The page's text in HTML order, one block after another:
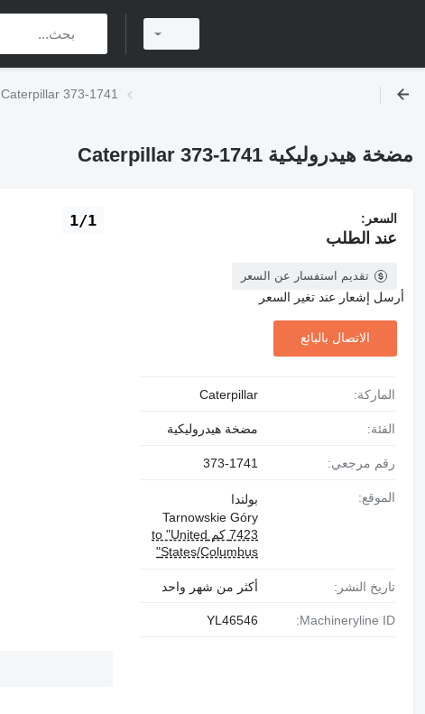
مضخة هيدروليكية Caterpillar 373-1741
مضخة هيدروليكية Caterpillar 373-1741
1/1 السعر:
عند الطلب
تقديم استفسار عن السعر
أرسل إشعار عند تغير السعر
الاتصال بالبائع
الماركة: Caterpillar
الفئة: مضخة هيدروليكية
رقم مرجعي: 373-1741
الموقع:
بولندا
Tarnowskie Góry
7423 كم to "United
States/Columbus"
تاريخ النشر: أكثر من شهر واحد
Machineryline ID:
YL46546